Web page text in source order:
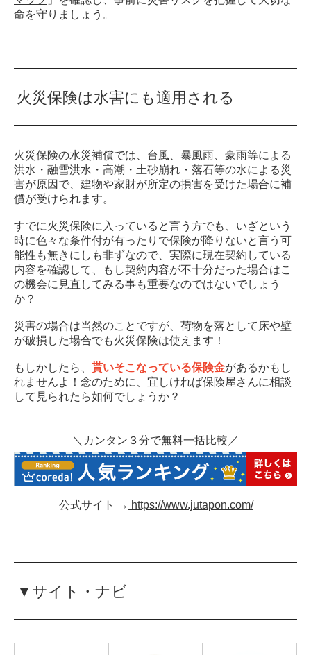
命を守りましょう。
火災保険は水害にも適用される
火災保険の水災補償では、台風、暴風雨、豪雨等による
洪水・融雪洪水・高潮・土砂崩れ・落石等の水による災
害が原因で、建物や家財が所定の損害を受けた場合に補
償が受けられます。
すでに火災保険に入っていると言う方でも、いざという
時に色々な条件付が有ったりで保険が降りないと言う可
能性も無きにしも非ずなので、実際に現在契約している
内容を確認して、もし契約内容が不十分だった場合はこ
の機会に見直してみる事も重要なのではないでしょう
か？
災害の場合は当然のことですが、荷物を落として床や壁
が破損した場合でも火災保険は使えます！
もしかしたら、 貰いそこなっている保険金があるかもし
れませんよ！念のために、宜しければ保険屋さんに相談
して見られたら如何でしょうか？
＼カンタン３分で無料一括比較／
公式サイト → https://www.jutapon.com/
▼サイト・ナビ